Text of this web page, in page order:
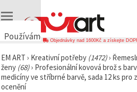
Používáme
🍪
Používáme
cookies a
podobné
Objednávky nad 1600Kč a získejte
EM ART › Kreativní potřeby (1472)›
ženy (68)› Profesionální kovová brož s
medicíny ve stříbrné barvě, sada 12 ks pro
ocenění